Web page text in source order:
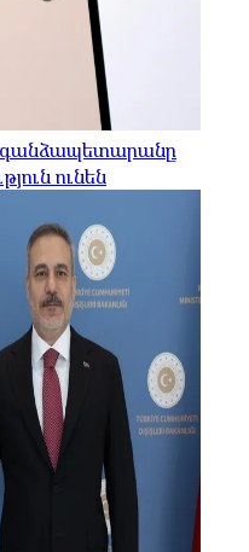
գանձապետարանը
ունեն